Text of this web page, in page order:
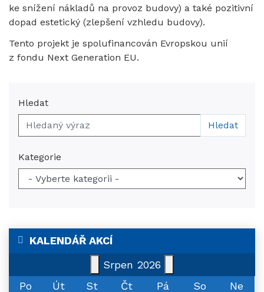
ke snížení nákladů na provoz budovy) a také pozitivní
dopad estetický (zlepšení vzhledu budovy).
Tento projekt je spolufinancován Evropskou unií
z fondu Next Generation EU.
Hledat
Hledat
Kategorie
KALENDÁŘ AKCÍ
Srpen 2026
Po
Út St Čt Pá So
Ne